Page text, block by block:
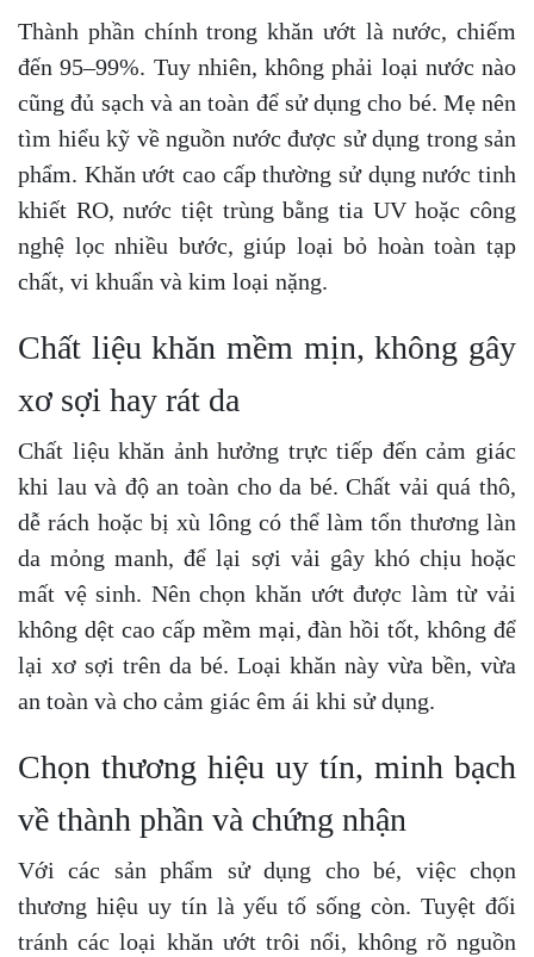
Thành phần chính trong khăn ướt là nước, chiếm
đến 95–99%. Tuy nhiên, không phải loại nước nào
cũng đủ sạch và an toàn để sử dụng cho bé. Mẹ nên
tìm hiểu kỹ về nguồn nước được sử dụng trong sản
phẩm. Khăn ướt cao cấp thường sử dụng nước tinh
khiết RO, nước tiệt trùng bằng tia UV hoặc công
nghệ lọc nhiều bước, giúp loại bỏ hoàn toàn tạp
chất, vi khuẩn và kim loại nặng.
Chất liệu khăn mềm mịn, không gây
xơ sợi hay rát da
Chất liệu khăn ảnh hưởng trực tiếp đến cảm giác
khi lau và độ an toàn cho da bé. Chất vải quá thô,
dễ rách hoặc bị xù lông có thể làm tổn thương làn
da mỏng manh, để lại sợi vải gây khó chịu hoặc
mất vệ sinh. Nên chọn khăn ướt được làm từ vải
không dệt cao cấp mềm mại, đàn hồi tốt, không để
lại xơ sợi trên da bé. Loại khăn này vừa bền, vừa
an toàn và cho cảm giác êm ái khi sử dụng.
Chọn thương hiệu uy tín, minh bạch
về thành phần và chứng nhận
Với các sản phẩm sử dụng cho bé, việc chọn
thương hiệu uy tín là yếu tố sống còn. Tuyệt đối
tránh các loại khăn ướt trôi nổi, không rõ nguồn